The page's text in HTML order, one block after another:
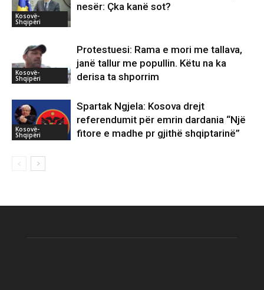
Kosovë-
Shqipëri
nesër: Çka kanë sot?
Kosovë-
Shqipëri
Protestuesi: Rama e mori me tallava,
janë tallur me popullin. Këtu na ka
derisa ta shporrim
Kosovë-
Shqipëri
Spartak Ngjela: Kosova drejt
referendumit për emrin dardania “Një
fitore e madhe pr gjithë shqiptarinë”